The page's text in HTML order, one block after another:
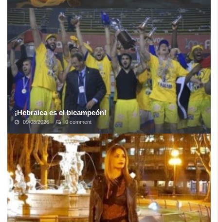
Para muchos usuarios el navegador es la aplicación que más
utilizan en su computadora. Chequean desde ahí su correo
electrónico, trabajan en conjunto ...
¡Hebraica es el bicampeón!
09/08/2026 0 comment
La clase de sus jugadores, la experiencia de un equipo y la
planificación de un cuerpo técnico que demostró estar a la altura
fueron la clave para ...